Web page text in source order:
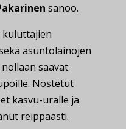
sanoo.
kuluttajien
asuntolainojen
saavat
Nostetut
kasvu-uralle ja
reippaasti.